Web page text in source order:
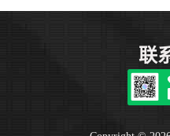
联